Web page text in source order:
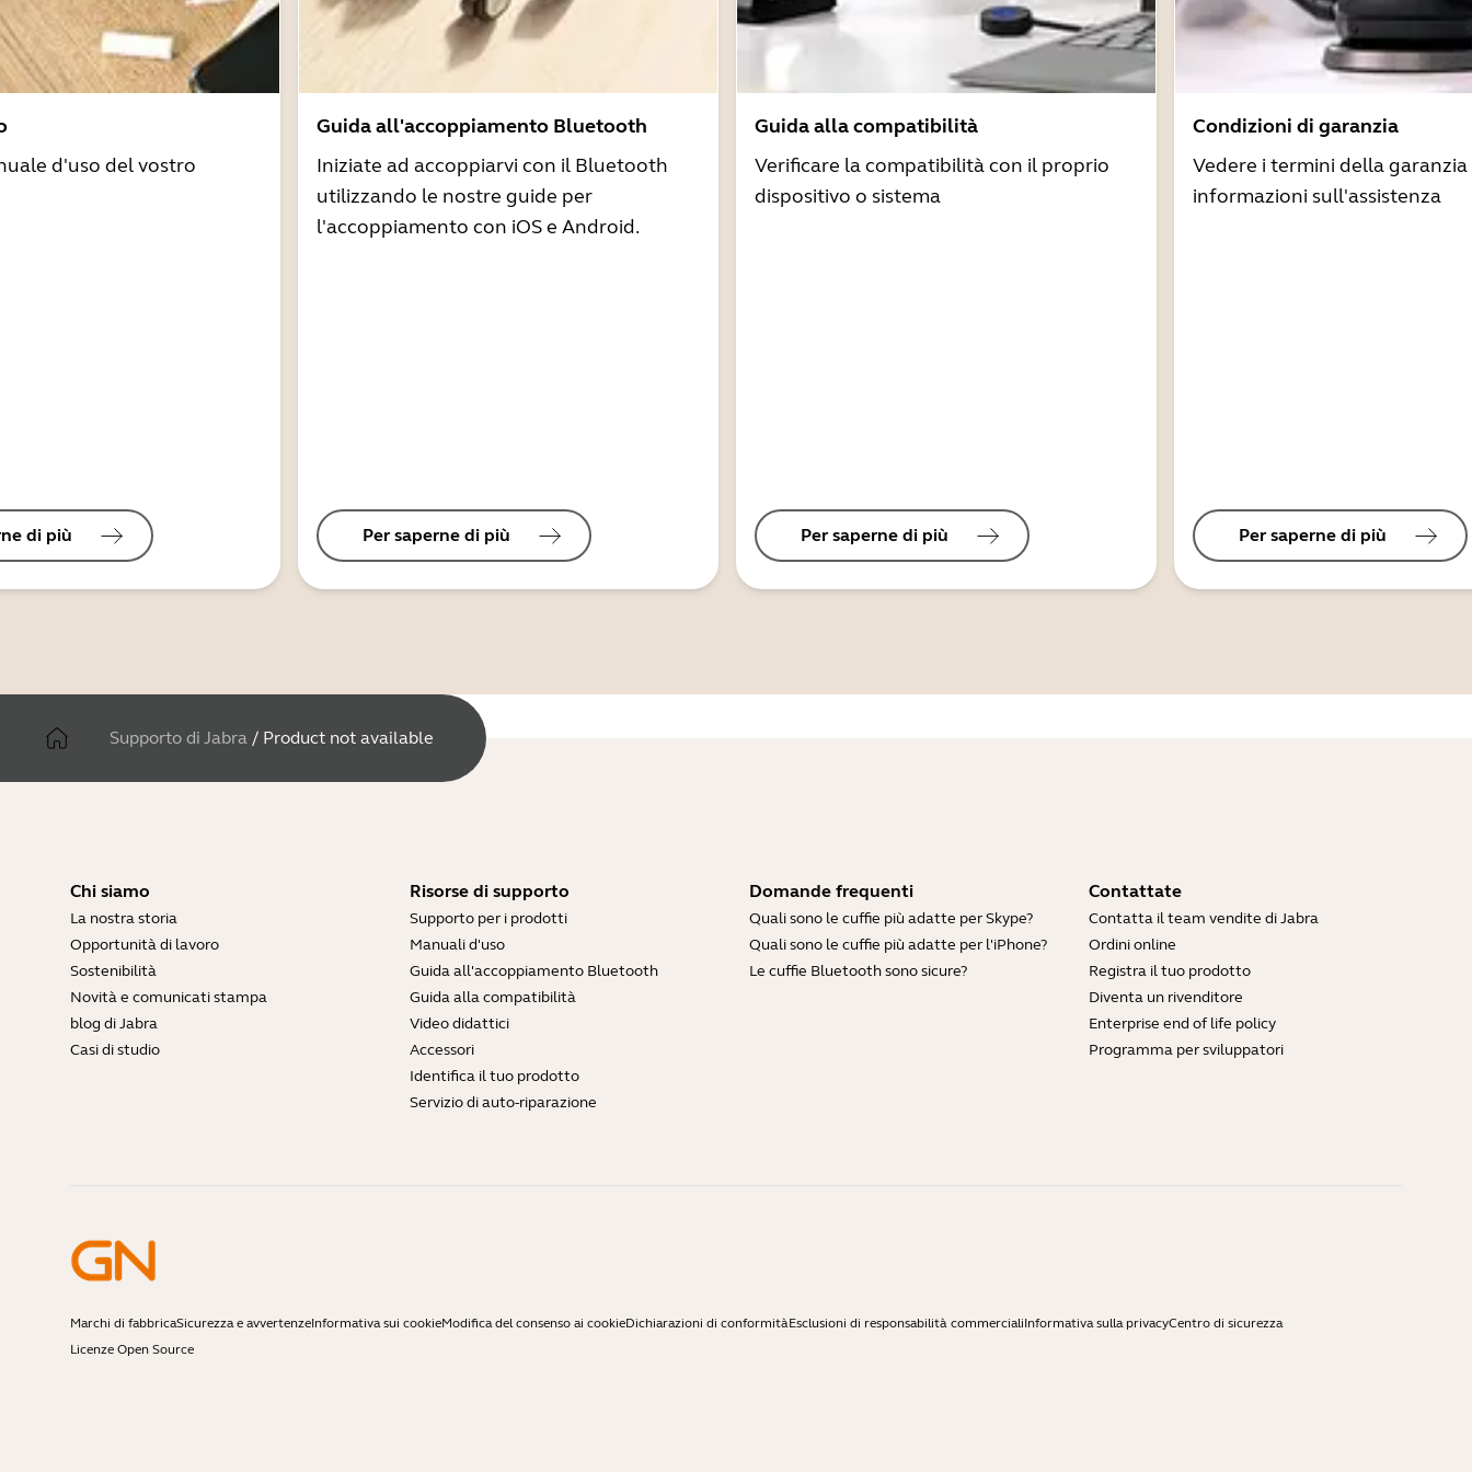
d'uso del vostro
di più
Guida all'accoppiamento Bluetooth
Iniziate ad accoppiarvi con il Bluetooth
utilizzando le nostre guide per
l'accoppiamento con iOS e Android.
Per saperne di più
Guida alla compatibilità
Verificare la compatibilità con il proprio
dispositivo o sistema
Per saperne di più
Condizioni di garanzia
Vedere i termini della garanzia
informazioni sull'assistenza
Per saperne di più
Supporto di Jabra / Product not available
Chi siamo
La nostra storia
Opportunità di lavoro
Sostenibilità
Novità e comunicati stampa
blog di Jabra
Casi di studio
Risorse di supporto
Supporto per i prodotti
Manuali d'uso
Guida all'accoppiamento Bluetooth
Guida alla compatibilità
Video didattici
Accessori
Identifica il tuo prodotto
Servizio di auto-riparazione
Domande frequenti
Quali sono le cuffie più adatte per Skype?
Quali sono le cuffie più adatte per l'iPhone?
Le cuffie Bluetooth sono sicure?
Contattate
Contatta il team vendite di Jabra
Ordini online
Registra il tuo prodotto
Diventa un rivenditore
Enterprise end of life policy
Programma per sviluppatori
Marchi di fabbricaSicurezza e avvertenzeInformativa sui cookieModifica del consenso ai cookieDichiarazioni di conformitàEsclusioni di responsabilità commercialiInformativa sulla privacyCentro di sicurezza
Licenze Open Source